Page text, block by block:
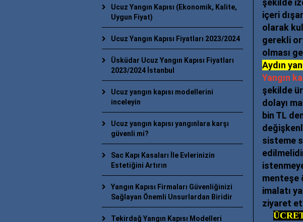
Ucuz Yangın Kapısı (Ekonomik, Kalite,
Uygun Fiyat)
Ucuz Yangın Kapısı Fiyatları 2023/2024
Üsküdar Ucuz Yangın Kapısı Fiyatları
2023/2024 İstanbul
Ucuz yangın kapısı modellerini
inceleyin
Ucuz yangın kapısı yangınlara karşı
güvenli mi?
Sac Kapı Kasaları İle Evlerinizin
Estetiğini Artırın
Yangın Kapısı Firmaları Güvenliğinizi
Sağlayan Önemli Unsurlardan Biridir
Tekirdağ Yangın Kapısı Modelleri
şekilde
içeri
olarak
gerekli
olması
Aydın
Yangın
şekilde
dolayı
bin TL
sisteme
menteşe
imalatı
ziyaret